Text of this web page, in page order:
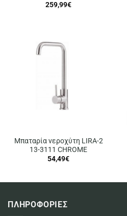
259,99€
Μπαταρία νεροχύτη LIRA-2
13-3111 CHROME
54,49€
ΠΛΗΡΟΦΟΡΙΕΣ